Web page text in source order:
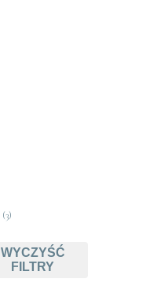
(3)
WYCZYŚĆ
FILTRY